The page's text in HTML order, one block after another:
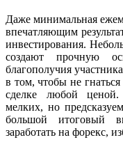
Даже минимальная
впечатляющим
инвестирования.
создают прочную
благополучия
в том, чтобы не
сделке любой ценой.
мелких, но
большой итоговый
заработать на форекс,